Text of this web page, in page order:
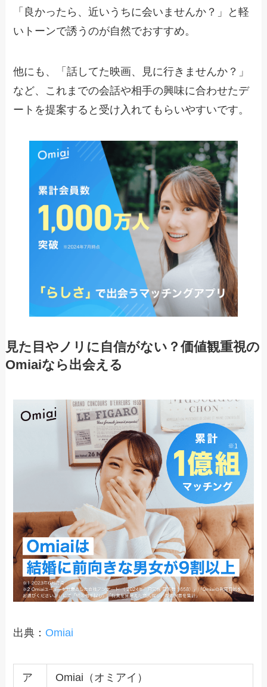
「良かったら、近いうちに会いませんか？」と軽
いトーンで誘うのが自然でおすすめ。
他にも、「話してた映画、見に行きませんか？」
など、これまでの会話や相手の興味に合わせたデ
ートを提案すると受け入れてもらいやすいです。
見た目やノリに自信がない？価値観重視の
Omiaiなら出会える
出典： Omiai
ア
Omiai（オミアイ）